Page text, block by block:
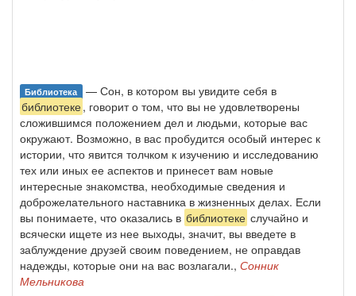
Библиотека — Сон, в котором вы увидите себя в
библиотеке, говорит о том, что вы не удовлетворены
сложившимся положением дел и людьми, которые вас
окружают. Возможно, в вас пробудится особый интерес к
истории, что явится толчком к изучению и исследованию
тех или иных ее аспектов и принесет вам новые
интересные знакомства, необходимые сведения и
доброжелательного наставника в жизненных делах. Если
вы понимаете, что оказались в библиотеке случайно и
всячески ищете из нее выходы, значит, вы введете в
заблуждение друзей своим поведением, не оправдав
надежды, которые они на вас возлагали., Сонник
Мельникова